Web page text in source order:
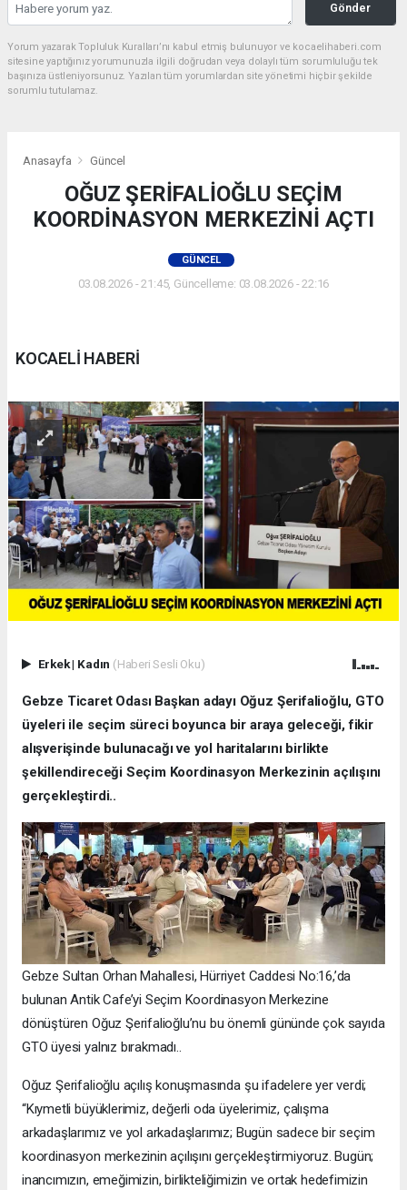
Gönder
Yorum yazarak Topluluk Kuralları’nı kabul etmiş bulunuyor ve kocaelihaberi.com
sitesine yaptığınız yorumunuzla ilgili doğrudan veya dolaylı tüm sorumluluğu tek
başınıza üstleniyorsunuz. Yazılan tüm yorumlardan site yönetimi hiçbir şekilde
sorumlu tutulamaz.
Anasayfa Güncel
OĞUZ ŞERİFALİOĞLU SEÇİM
KOORDİNASYON MERKEZİNİ AÇTI
GÜNCEL
03.08.2026 - 21:45, Güncelleme: 03.08.2026 - 22:16
KOCAELİ HABERİ
Erkek| Kadın (Haberi Sesli Oku)
Gebze Ticaret Odası Başkan adayı Oğuz Şerifalioğlu, GTO
üyeleri ile seçim süreci boyunca bir araya geleceği, fikir
alışverişinde bulunacağı ve yol haritalarını birlikte
şekillendireceği Seçim Koordinasyon Merkezinin açılışını
gerçekleştirdi..
Gebze Sultan Orhan Mahallesi, Hürriyet Caddesi No:16,’da
bulunan Antik Cafe’yi Seçim Koordinasyon Merkezine
dönüştüren Oğuz Şerifalioğlu’nu bu önemli gününde çok sayıda
GTO üyesi yalnız bırakmadı..
Oğuz Şerifalioğlu açılış konuşmasında şu ifadelere yer verdi;
“Kıymetli büyüklerimiz, değerli oda üyelerimiz, çalışma
arkadaşlarımız ve yol arkadaşlarımız; Bugün sadece bir seçim
koordinasyon merkezinin açılışını gerçekleştirmiyoruz. Bugün;
inancımızın, emeğimizin, birlikteliğimizin ve ortak hedefimizin